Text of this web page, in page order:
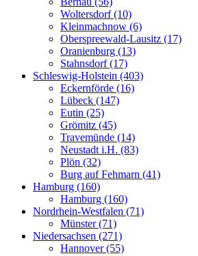
Woltersdorf (10)
Kleinmachnow (6)
Oberspreewald-Lausitz (17)
Oranienburg (13)
Stahnsdorf (17)
Schleswig-Holstein (403)
Eckernförde (16)
Lübeck (147)
Eutin (25)
Grömitz (45)
Travemünde (14)
Neustadt i.H. (83)
Plön (32)
Burg auf Fehmarn (41)
Hamburg (160)
Hamburg (160)
Nordrhein-Westfalen (71)
Münster (71)
Niedersachsen (271)
Hannover (55)